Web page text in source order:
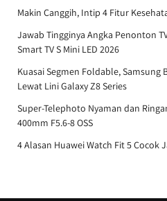
Makin Canggih, Intip 4 Fitur
Jawab Tingginya Angka Penonton
Smart TV S Mini LED 2026
Kuasai Segmen Foldable,
Lewat Lini Galaxy Z8 Series
Super-Telephoto Nyaman dan
400mm F5.6-8 OSS
4 Alasan Huawei Watch Fit 5 Cocok